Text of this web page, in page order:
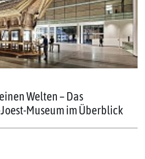
Welten – Das
Museum im Überblick